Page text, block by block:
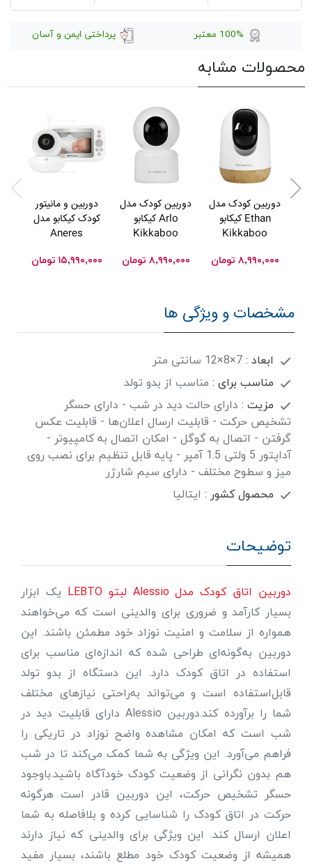
100% معتبر پرداختی ایمن و آسان
محصولات مشابه
دوربین کودک مدل
Ethan کیکابو
Kikkaboo
۸,۹۹۰,۰۰۰ تومان
دوربین کودک مدل
Arlo کیکابو
Kikkaboo
۸,۹۹۰,۰۰۰ تومان
دوربین و مانیتور
کودک کیکابو مدل
Aneres
۱۵,۹۹۰,۰۰۰ تومان
مشخصات و ویژگی ها
ابعاد : 7×8×12 سانتی متر
مناسب برای : مناسب از بدو تولد
مزیت : دارای حالت دید در شب - دارای حسگر
تشخیص حرکت - قابلیت ارسال اعلان‌ها - قابلیت عکس
گرفتن - اتصال به گوگل - امکان اتصال به کامپیوتر -
آداپتور 5 ولتی 1.5 آمپر - پایه قابل تنظیم برای نصب روی
میز و سطوح مختلف - دارای سیم شارژر
محصول کشور : ایتالیا
توضیحات
دوربين اتاق کودک مدل Alessio لبتو LEBTO
یک ابزار
بسیار کارآمد و ضروری برای والدینی است که می‌خواهند
همواره از سلامت و امنیت نوزاد خود مطمئن باشند. این
دوربین به‌گونه‌ای طراحی شده که اندازه‌ای مناسب برای
استفاده در اتاق کودک دارد. این دستگاه از بدو تولد
قابل‌استفاده است و می‌تواند به‌راحتی نیازهای مختلف
شما را برآورده کند.دوربین Alessio دارای قابلیت دید در
شب است که امکان مشاهده واضح نوزاد در تاریکی را
فراهم می‌آورد. این ویژگی به شما کمک می‌کند تا در شب
هم بدون نگرانی از وضعیت کودک خودآگاه باشید.باوجود
حسگر تشخیص حرکت، این دوربین قادر است هرگونه
حرکت در اتاق کودک را شناسایی کرده و بلافاصله به شما
اعلان ارسال کند. این ویژگی برای والدینی که نیاز دارند
همیشه از وضعیت کودک خود مطلع باشند، بسیار مفید